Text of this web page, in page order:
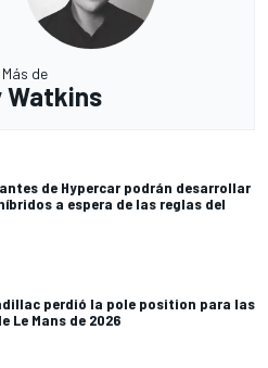
Más de
Watkins
de Hypercar podrán desarrollar
a espera de las reglas del
perdió la pole position para las
Le Mans de 2026